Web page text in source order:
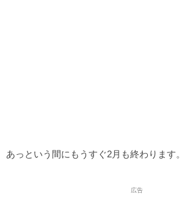
あっという間にもうすぐ2月も終わります。
広告